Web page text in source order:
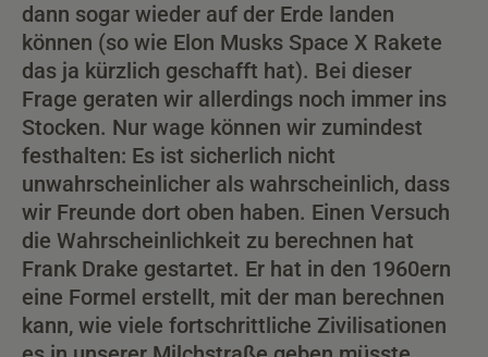
dann sogar wieder auf der Erde landen
können (so wie Elon Musks Space X Rakete
das ja kürzlich geschafft hat). Bei dieser
Frage geraten wir allerdings noch immer ins
Stocken. Nur wage können wir zumindest
festhalten: Es ist sicherlich nicht
unwahrscheinlicher als wahrscheinlich, dass
wir Freunde dort oben haben. Einen Versuch
die Wahrscheinlichkeit zu berechnen hat
Frank Drake gestartet. Er hat in den 1960ern
eine Formel erstellt, mit der man berechnen
kann, wie viele fortschrittliche Zivilisationen